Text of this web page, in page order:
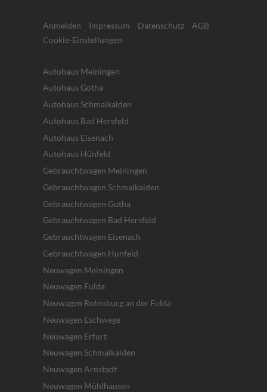
Anmelden Impressum Datenschutz
AGB
Cookie-Einstellungen
Autohaus Meiningen
Autohaus Gotha
Autohaus Schmalkalden
Autohaus Bad Hersfeld
Autohaus Eisenach
Autohaus Hünfeld
Gebrauchtwagen Meiningen
Gebrauchtwagen Schmalkalden
Gebrauchtwagen Gotha
Gebrauchtwagen Bad Hersfeld
Gebrauchtwagen Eisenach
Gebrauchtwagen Hünfeld
Neuwagen Meiningen
Neuwagen Fulda
Neuwagen Rotenburg an der Fulda
Neuwagen Eschwege
Neuwagen Erfurt
Neuwagen Schmalkalden
Neuwagen Arnstadt
Neuwagen Mühlhausen